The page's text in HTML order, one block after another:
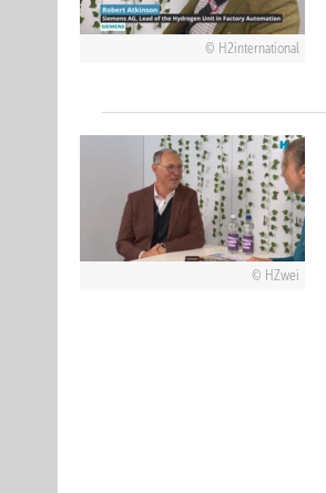
H2international
HZwei